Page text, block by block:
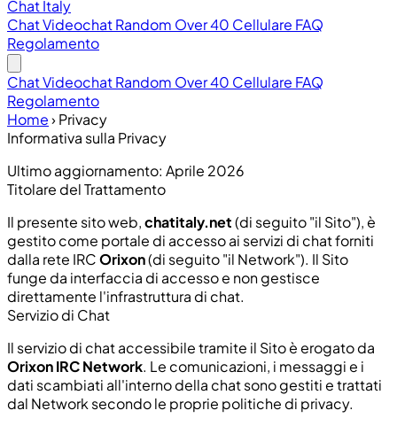
Chat Italy
ChatVideochatRandom Over 40 Cellulare FAQ
Regolamento
ChatVideochatRandom Over 40 Cellulare FAQ
Regolamento
Home›Privacy
Informativa sulla Privacy
Ultimo aggiornamento: Aprile 2026
Titolare del Trattamento
Il presente sito web,chatitaly.net(di seguito "il Sito"), è
gestito come portale di accesso ai servizi di chat forniti
dalla rete IRCOrixon(di seguito "il Network"). Il Sito
funge da interfaccia di accesso e non gestisce
direttamente l'infrastruttura di chat.
Servizio di Chat
Il servizio di chat accessibile tramite il Sito è erogato da
Orixon IRC Network. Le comunicazioni, i messaggi e i
dati scambiati all'interno della chat sono gestiti e trattati
dal Network secondo le proprie politiche di privacy.